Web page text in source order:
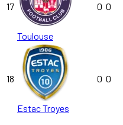
17
Toulouse
0 0
18
Estac Troyes
0 0